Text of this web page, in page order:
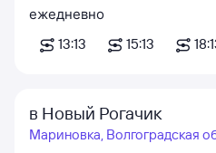
ежедневно
13:13
15:13
в Новый Рогачик
Мариновка, Волгоградская